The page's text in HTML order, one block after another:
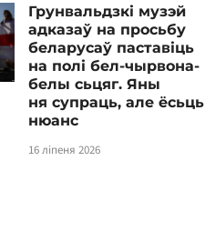
Грунвальдзкі музэй
адказаў на просьбу
беларусаў паставіць
на полі бел-чырвона-
белы сьцяг. Яны
ня супраць, але ёсьць
нюанс
16 ліпеня 2026